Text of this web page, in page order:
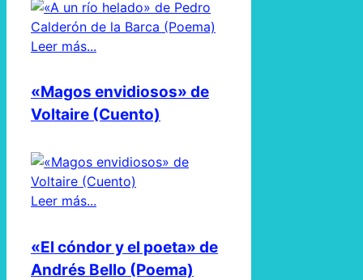
Leer más...
«Magos envidiosos» de
Voltaire (Cuento)
Leer más...
«El cóndor y el poeta» de
Andrés Bello (Poema)